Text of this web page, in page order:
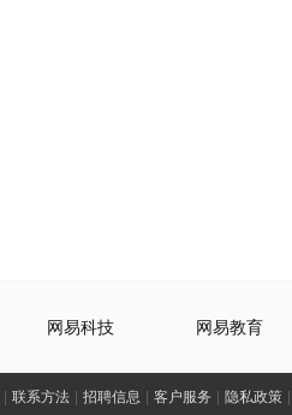
网易科技 网易教育
联系方法 招聘信息 客户服务 隐私政策